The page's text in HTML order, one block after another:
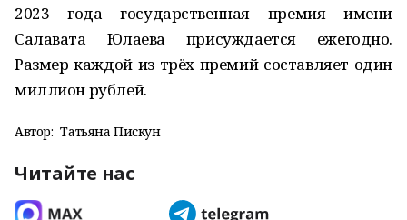
2023 года государственная премия имени
Салавата Юлаева присуждается ежегодно.
Размер каждой из трёх премий составляет один
миллион рублей.
Автор: Татьяна Пискун
Читайте нас